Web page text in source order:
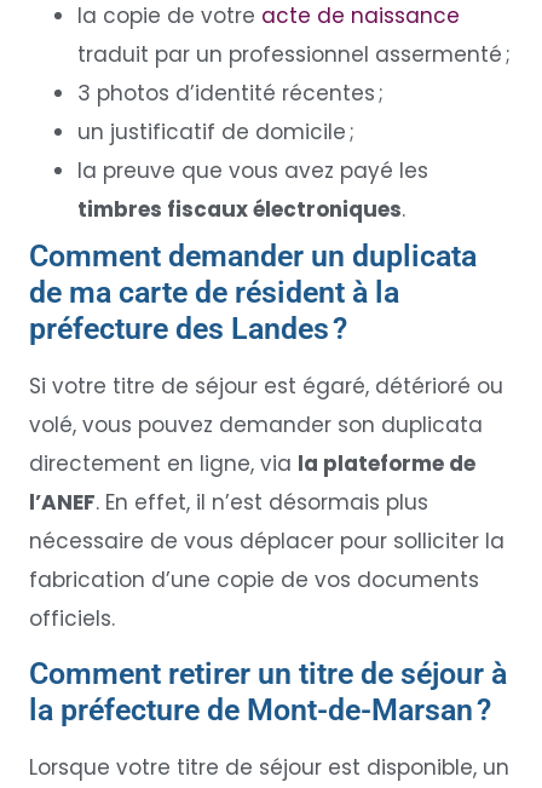
la copie de votre acte de naissance
traduit par un professionnel assermenté ;
3 photos d’identité récentes ;
un justificatif de domicile ;
la preuve que vous avez payé les
timbres fiscaux électroniques.
Comment demander un duplicata
de ma carte de résident à la
préfecture des Landes ?
Si votre titre de séjour est égaré, détérioré ou
volé, vous pouvez demander son duplicata
directement en ligne, via la plateforme de
l’ANEF. En effet, il n’est désormais plus
nécessaire de vous déplacer pour solliciter la
fabrication d’une copie de vos documents
officiels.
Comment retirer un titre de séjour à
la préfecture de Mont-de-Marsan ?
Lorsque votre titre de séjour est disponible, un